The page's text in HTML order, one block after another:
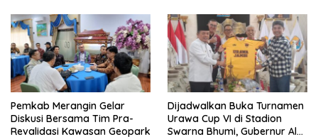
Pemkab Merangin Gelar
Diskusi Bersama Tim Pra-
Revalidasi Kawasan Geopark
Dijadwalkan Buka Turnamen
Urawa Cup VI di Stadion
Swarna Bhumi, Gubernur Al